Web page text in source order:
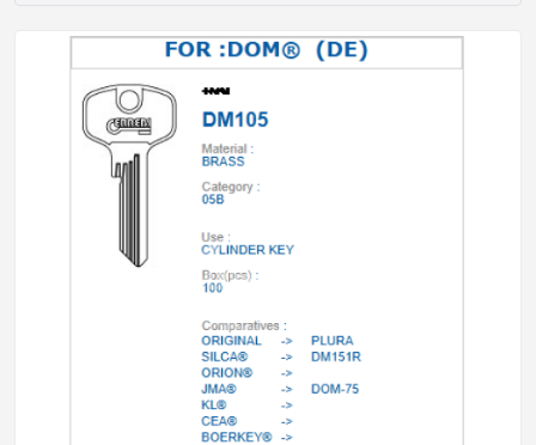
ТРАНСПОНДЕР И ECU ПРИБОРИ
ТРАНСПОНДЕР ЧИПОВЕ
ЗАГОТОВКИ ERREBI
ЗАГОТОВКИ ДРУГИ
ОРИГИНАЛНИ АВТОКЛЮЧОВЕ
КУТИЙКИ И АВТОКЛЮЧОВЕ